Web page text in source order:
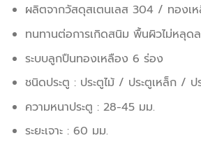
ผลิตจากวัสดุสเตนเลส 304 / ทองเ
ทนทานต่อการเกิดสนิม พื้นผิวไม่หลุด
ระบบลูกปืนทองเหลือง 6 ร่อง
ชนิดประตู : ประตูไม้ / ประตูเหล็ก / ป
ความหนาประตู : 28-45 มม.
ระยะเจาะ : 60 มม.